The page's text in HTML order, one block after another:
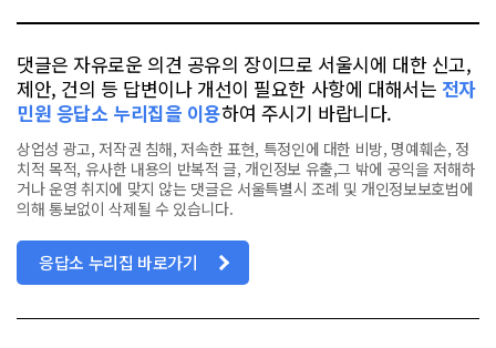
댓글은 자유로운 의견 공유의 장이므로 서울시에 대한 신고,
제안, 건의 등 답변이나 개선이 필요한 사항에 대해서는 전자
민원 응답소 누리집을 이용하여 주시기 바랍니다.
상업성 광고, 저작권 침해, 저속한 표현, 특정인에 대한 비방, 명예훼손, 정
치적 목적, 유사한 내용의 반복적 글, 개인정보 유출,그 밖에 공익을 저해하
거나 운영 취지에 맞지 않는 댓글은 서울특별시 조례 및 개인정보보호법에
의해 통보없이 삭제될 수 있습니다.
응답소 누리집 바로가기